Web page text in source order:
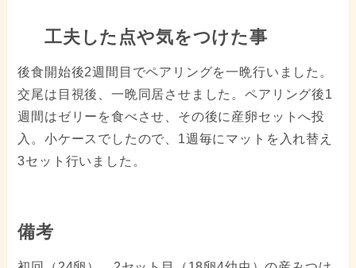
工夫した点や気をつけた事
後食開始後2週間目でペアリングを一晩行いました。
交尾は目視後、一晩同居させました。ペアリング後1
週間はゼリーを食べさせ、その後に産卵セットへ投
入。小ケースでしたので、1週毎にマットを入れ替え
3セット行いました。
備考